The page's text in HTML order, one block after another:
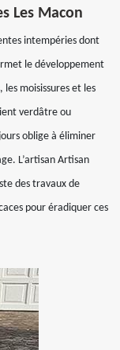
Les Macon
intempéries dont
le développement
les moisissures et les
verdâtre ou
oblige à éliminer
L’artisan Artisan
des travaux de
pour éradiquer ces